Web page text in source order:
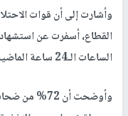
الساعات الـ24 ساعة الماضية.
وأوضحت أن